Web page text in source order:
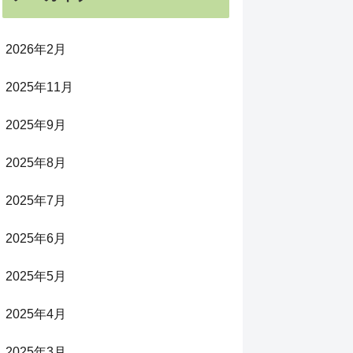
2026年2月
2025年11月
2025年9月
2025年8月
2025年7月
2025年6月
2025年5月
2025年4月